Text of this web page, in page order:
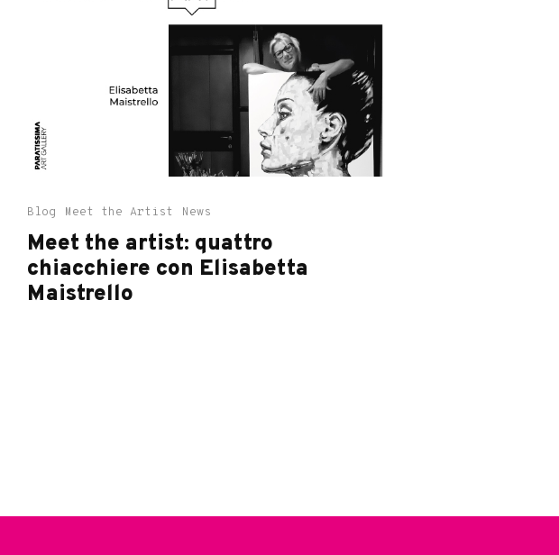
Blog Meet the Artist News
Meet the artist: quattro
chiacchiere con Elisabetta
Maistrello